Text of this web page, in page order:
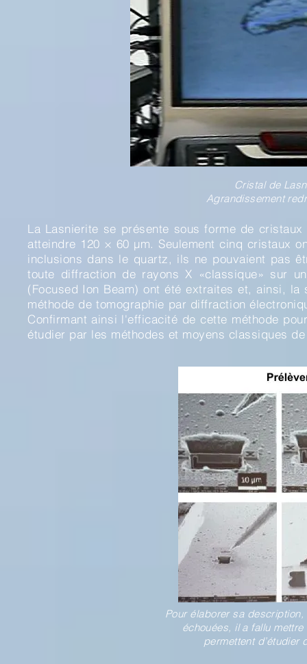
Cristal de
Agrandissement
La Lasnierite se présente sous forme de
atteindre 120 × 60 µm. Seulement cinq cristaux
inclusions dans le quartz, ils ne pouvaient pas
toute diffraction de rayons X «classique» sur
(Focused Ion Beam) ont été extraites et, ainsi,
méthode de tomographie par diffraction
Confirmant ainsi l'efficacité de cette méthode
étudier par les méthodes et moyens classiques
Pour élaborer sa
échouées, il a fallu
permettent